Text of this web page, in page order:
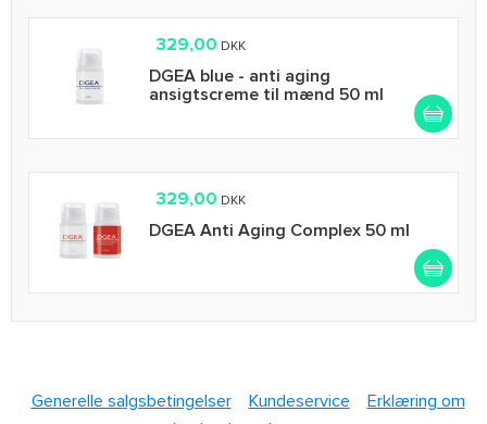
329,00 DKK
DGEA blue - anti aging
ansigtscreme til mænd 50 ml
329,00 DKK
DGEA Anti Aging Complex 50 ml
Generelle salgsbetingelser Kundeservice
Erklæring om